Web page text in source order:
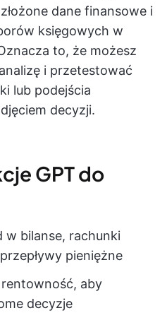
dane finansowe i
księgowych w
to, że możesz
i przetestować
lub podejścia
decyzji.
GPT do
w bilanse, rachunki
pieniężne
rentowność, aby
decyzje